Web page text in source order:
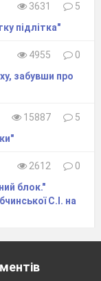
3631
5
підлітка"
4955
0
забувши про
15887
5
2612
0
блок."
С.І. на